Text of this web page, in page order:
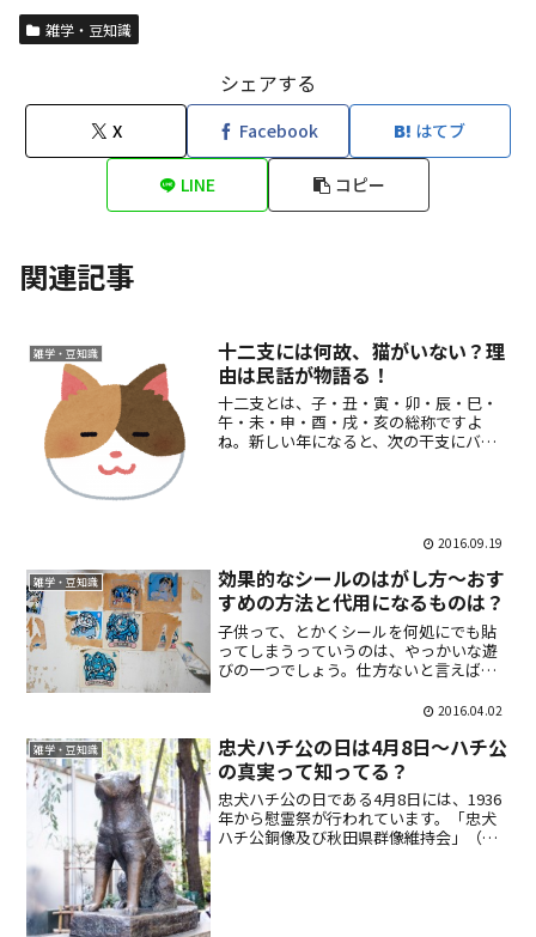
雑学・豆知識
シェアする
X Facebook はてブ
LINE コピー
関連記事
雑学・豆知識
十二支には何故、猫がいない？理
由は民話が物語る！
十二支とは、子・丑・寅・卯・辰・巳・
午・未・申・酉・戌・亥の総称ですよ
ね。新しい年になると、次の干支にバト
2016.09.19
雑学・豆知識
効果的なシールのはがし方～おす
すめの方法と代用になるものは？
子供って、とかくシールを何処にでも貼
ってしまうっていうのは、やっかいな遊
びの一つでしょう。仕方ないと言えば仕
って覚えのある人もいますよね。まぁと
シールを貼ったあとって剥...
2016.04.02
雑学・豆知識
忠犬ハチ公の日は4月8日～ハチ公
の真実って知ってる？
忠犬ハチ公の日である4月8日には、1936
年から慰霊祭が行われています。「忠犬
ハチ公銅像及び秋田県群像維持会」（長